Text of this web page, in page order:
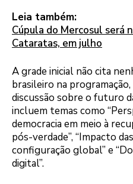
Leia também:
Cúpula do Mercosul será
Cataratas, em julho
A grade inicial não cita
brasileiro na
discussão sobre o futuro
incluem temas como
democracia em meio à
pós-verdade”, “Impacto das
configuração global” e
digital”.